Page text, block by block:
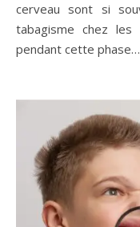
cerveau sont si
tabagisme chez les
pendant cette phase…